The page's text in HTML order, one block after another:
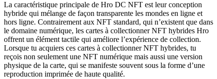
La caractéristique principale de Hro DC NFT est leur conception
hybride qui mélange de façon transparente les mondes en ligne et
hors ligne. Contrairement aux NFT standard, qui n’existent que dans
le domaine numérique, les cartes à collectionner NFT hybrides Hro
offrent un élément tactile qui améliore l’expérience de collection.
Lorsque tu acquiers ces cartes à collectionner NFT hybrides, tu
reçois non seulement une NFT numérique mais aussi une version
physique de la carte, qui se manifeste souvent sous la forme d’une
reproduction imprimée de haute qualité.